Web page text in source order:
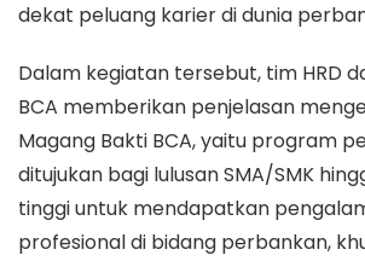
dekat peluang karier di dunia
Dalam kegiatan tersebut, tim HRD
BCA memberikan penjelasan
Magang Bakti BCA, yaitu program
ditujukan bagi lulusan SMA/SMK
tinggi untuk mendapatkan
profesional di bidang perbankan,